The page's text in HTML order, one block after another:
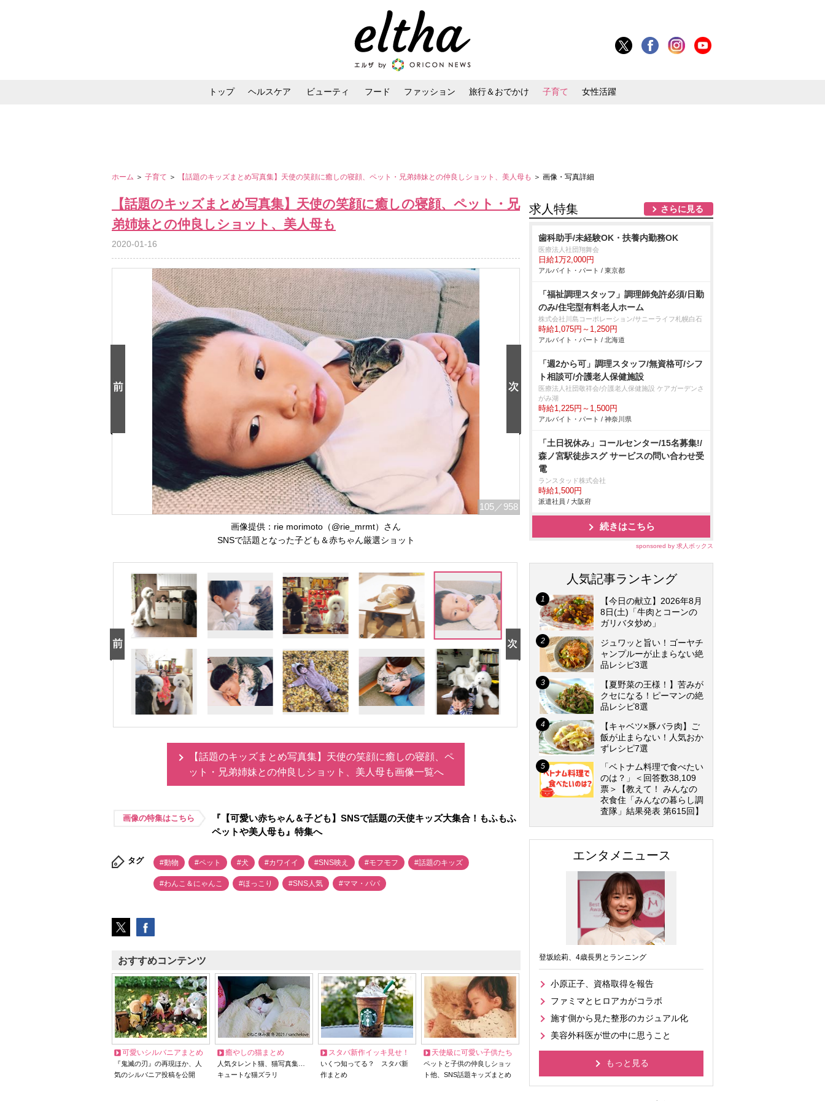
トップ ヘルスケア ビューティ フード ファッション 旅行＆おでかけ 子育て 女性活躍
ホーム ＞ 子育て ＞ 【話題のキッズまとめ写真集】天使の笑顔に癒しの寝顔、ペット・兄弟姉妹との仲良しショット、美人母も ＞ 画像・写真詳細
【話題のキッズまとめ写真集】天使の笑顔に癒しの寝顔、ペット・兄
弟姉妹との仲良しショット、美人母も
2020-01-16
105 ／958
画像提供：rie morimoto（@rie_mrmt）さん
SNSで話題となった子ども＆赤ちゃん厳選ショット
【話題のキッズまとめ写真集】天使の笑顔に癒しの寝顔、ペ
ット・兄弟姉妹との仲良しショット、美人母も画像一覧へ
画像の特集はこちら
『【可愛い赤ちゃん＆子ども】SNSで話題の天使キッズ大集合！もふもふ
ペットや美人母も』特集へ
タグ #動物 #ペット #犬 #カワイイ #SNS映え #モフモフ #話題のキッズ
#わんこ＆にゃんこ #ほっこり #SNS人気 #ママ・パパ
おすすめコンテンツ
可愛いシルバニアまとめ
『鬼滅の刃』の再現ほか、人
気のシルバニア投稿を公開
癒やしの猫まとめ
人気タレント猫、猫写真集…
キュートな猫ズラリ
スタバ新作イッキ見せ！
いくつ知ってる？ スタバ新
作まとめ
天使級に可愛い子供たち
ペットと子供の仲良しショッ
ト他、SNS話題キッズまとめ
求人特集 さらに見る
歯科助手/未経験OK・扶養内勤務OK
医療法人社団翔舞会
日給1万2,000円
アルバイト・パート / 東京都
「福祉調理スタッフ」調理師免許必須/日勤
のみ/住宅型有料老人ホーム
株式会社川島コーポレーション/サニーライフ札幌白石
時給1,075円～1,250円
アルバイト・パート / 北海道
「週2から可」調理スタッフ/無資格可/シフ
ト相談可/介護老人保健施設
医療法人社団敬祥会/介護老人保健施設 ケアガーデンさ
がみ湖
時給1,225円～1,500円
アルバイト・パート / 神奈川県
「土日祝休み」コールセンター/15名募集!/
森ノ宮駅徒歩スグ サービスの問い合わせ受
電
ランスタッド株式会社
時給1,500円
派遣社員 / 大阪府
続きはこちら
sponsored by 求人ボックス
人気記事ランキング
【今日の献立】2026年8月
8日(土)「牛肉とコーンの
ガリバタ炒め」
ジュワッと旨い！ゴーヤチ
ャンプルーが止まらない絶
品レシピ3選
【夏野菜の王様！】苦みが
クセになる！ピーマンの絶
品レシピ8選
【キャベツ×豚バラ肉】ご
飯が止まらない！人気おか
ずレシピ7選
「ベトナム料理で食べたい
のは？」＜回答数38,109
票＞【教えて！ みんなの
衣食住「みんなの暮らし調
査隊」結果発表 第615回】
エンタメニュース
登坂絵莉、4歳長男とランニング
小原正子、資格取得を報告
ファミマとヒロアカがコラボ
施す側から見た整形のカジュアル化
美容外科医が世の中に思うこと
もっと見る